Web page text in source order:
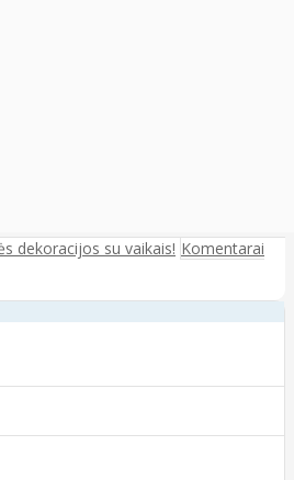
dekoracijos su vaikais! Komentarai